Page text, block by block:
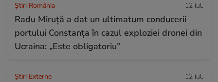
Știri România 12 iul.
Radu Miruță a dat un ultimatum conducerii
portului Constanța în cazul exploziei dronei din
Ucraina: „Este obligatoriu”
Știri Externe 12 iul.